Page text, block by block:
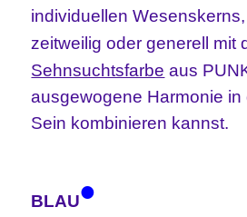
individuellen
zeitweilig oder generell mit
Sehnsuchtsfarbe aus
ausgewogene Harmonie
Sein kombinieren kannst.
BLAU•